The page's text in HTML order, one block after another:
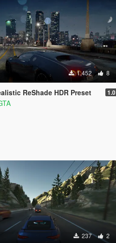
1,452 8
ReShade HDR Preset 1.0
237 2